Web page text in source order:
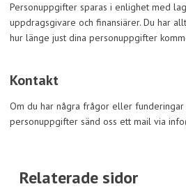
Personuppgifter sparas i enlighet med
uppdragsgivare och finansiärer. Du har
hur länge just dina personuppgifter
Kontakt
Om du har några frågor eller
personuppgifter sänd oss ett mail via
Relaterade sidor